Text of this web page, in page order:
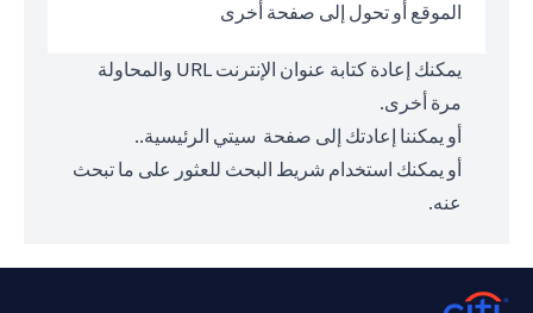
الموقع أو تحول إلى صفحة أخرى
يمكنك إعادة كتابة عنوان الإنترنت URL والمحاولة
مرة أخرى.
أو يمكننا إعادتك إلى صفحة سيتي الرئيسية..
أو يمكنك استخدام شريط البحث للعثور على ما تبحث
عنه.